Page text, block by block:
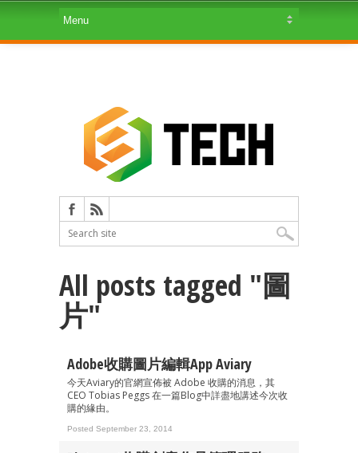
All posts tagged "圖
片"
Adobe收購圖片編輯App Aviary
今天Aviary的官網宣佈被 Adobe 收購的消息，其
CEO Tobias Peggs 在一篇Blog中詳盡地講述今次收
購的緣由。
Posted September 23, 2014